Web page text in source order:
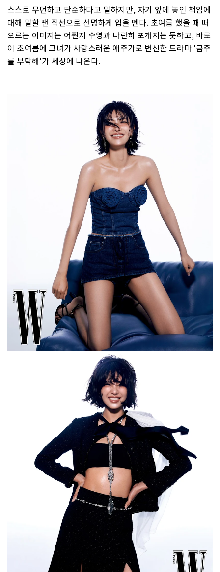
스스로 무던하고 단순하다고 말하지만, 자기 앞에 놓인 책임에
대해 말할 땐 직선으로 선명하게 입을 뗀다. 초여름 했을 때 떠
오르는 이미지는 어쩐지 수영과 나란히 포개지는 듯하고, 바로
이 초여름에 그녀가 사랑스러운 애주가로 변신한 드라마 '금주
를 부탁해'가 세상에 나온다.